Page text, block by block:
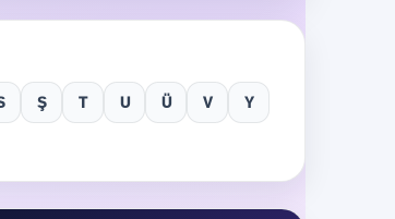
Ş T U Ü V Y